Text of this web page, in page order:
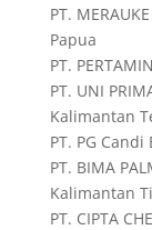
PT.
Papua
PT.
PT. UNI
Kalimantan
PT. PG
PT. BIMA
Kalimantan
PT. CIPTA